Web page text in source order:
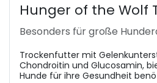
Hunger of the Wolf
Besonders für große
Trockenfutter mit
Chondroitin und Glucosamin,
Hunde für ihre Gesundheit